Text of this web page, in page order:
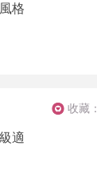
格
適
收藏：